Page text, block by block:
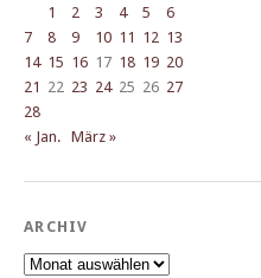
1 2 3 4 5
6
7
8 9 10 11 12 13
14 15 16 17 18 19 20
21 22 23 24 25 26 27
28
« Jan. März »
ARCHIV
Archiv